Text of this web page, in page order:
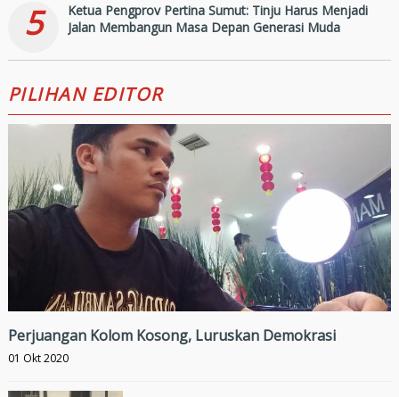
5
Ketua Pengprov Pertina Sumut: Tinju Harus Menjadi
Jalan Membangun Masa Depan Generasi Muda
PILIHAN EDITOR
Perjuangan Kolom Kosong, Luruskan Demokrasi
01 Okt 2020